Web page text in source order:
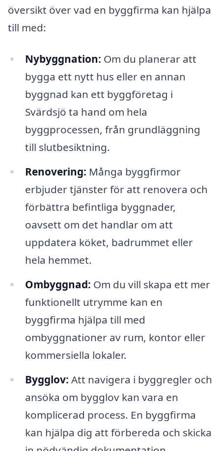
översikt över vad en byggfirma kan hjälpa
till med:
Nybyggnation: Om du planerar att
bygga ett nytt hus eller en annan
byggnad kan ett byggföretag i
Svärdsjö ta hand om hela
byggprocessen, från grundläggning
till slutbesiktning.
Renovering: Många byggfirmor
erbjuder tjänster för att renovera och
förbättra befintliga byggnader,
oavsett om det handlar om att
uppdatera köket, badrummet eller
hela hemmet.
Ombyggnad: Om du vill skapa ett mer
funktionellt utrymme kan en
byggfirma hjälpa till med
ombyggnationer av rum, kontor eller
kommersiella lokaler.
Bygglov: Att navigera i byggregler och
ansöka om bygglov kan vara en
komplicerad process. En byggfirma
kan hjälpa dig att förbereda och skicka